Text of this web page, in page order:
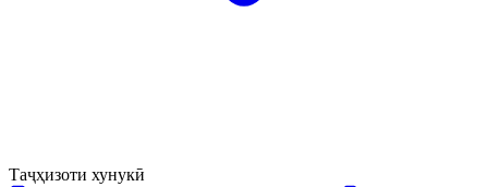
Таҷҳизоти хунукӣ